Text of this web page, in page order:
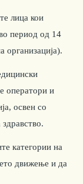
лица кои
период од 14
организација).
оператори и
освен со
категории на
движење и да